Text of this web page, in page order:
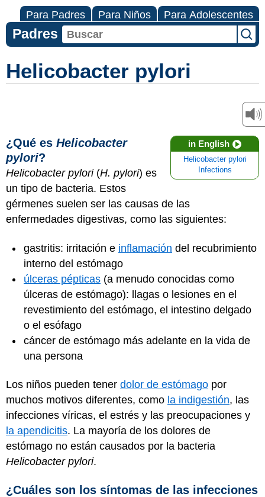
Para Padres Para Niños Para Adolescentes
Padres
Helicobacter pylori
in English
Helicobacter pylori
Infections
¿Qué es Helicobacter
pylori?
Helicobacter pylori(H. pylori) es
un tipo de bacteria. Estos
gérmenes suelen ser las causas de las
enfermedades digestivas, como las siguientes:
gastritis: irritación e inflamación del recubrimiento
interno del estómago
úlceras pépticas (a menudo conocidas como
úlceras de estómago): llagas o lesiones en el
revestimiento del estómago, el intestino delgado
o el esófago
cáncer de estómago más adelante en la vida de
una persona
Los niños pueden tener dolor de estómago por
muchos motivos diferentes, como la indigestión, las
infecciones víricas, el estrés y las preocupaciones y
la apendicitis. La mayoría de los dolores de
estómago no están causados por la bacteria
Helicobacter pylori.
¿Cuáles son los síntomas de las infecciones